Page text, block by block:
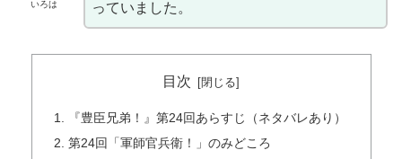
いろは
っていました。
目次
『豊臣兄弟！』第24回あらすじ（ネタバレあり）
第24回「軍師官兵衛！」のみどころ